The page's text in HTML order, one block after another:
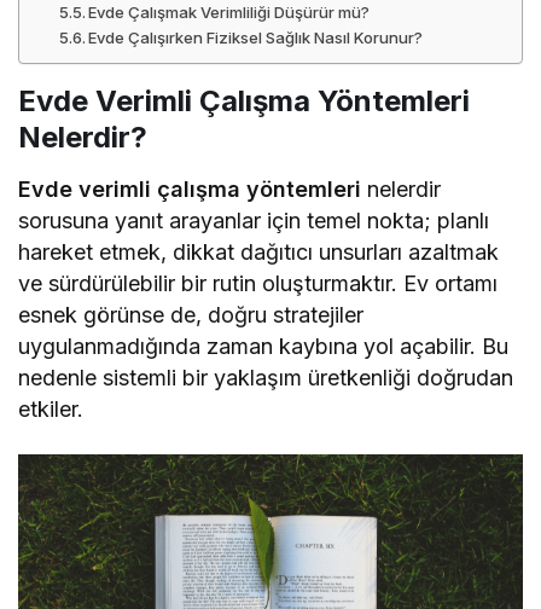
Evde Çalışmak Verimliliği Düşürür mü?
Evde Çalışırken Fiziksel Sağlık Nasıl Korunur?
Evde Verimli Çalışma Yöntemleri
Nelerdir?
Evde verimli çalışma yöntemleri nelerdir
sorusuna yanıt arayanlar için temel nokta; planlı
hareket etmek, dikkat dağıtıcı unsurları azaltmak
ve sürdürülebilir bir rutin oluşturmaktır. Ev ortamı
esnek görünse de, doğru stratejiler
uygulanmadığında zaman kaybına yol açabilir. Bu
nedenle sistemli bir yaklaşım üretkenliği doğrudan
etkiler.